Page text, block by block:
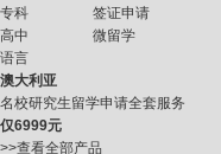
专科
签证申请
高中
微留学
语言
澳大利亚
名校研究生留学申请全套服务
仅6999元
>>查看全部产品